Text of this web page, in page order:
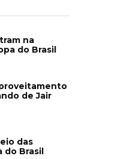
na
do Brasil
de Jair
das
do Brasil